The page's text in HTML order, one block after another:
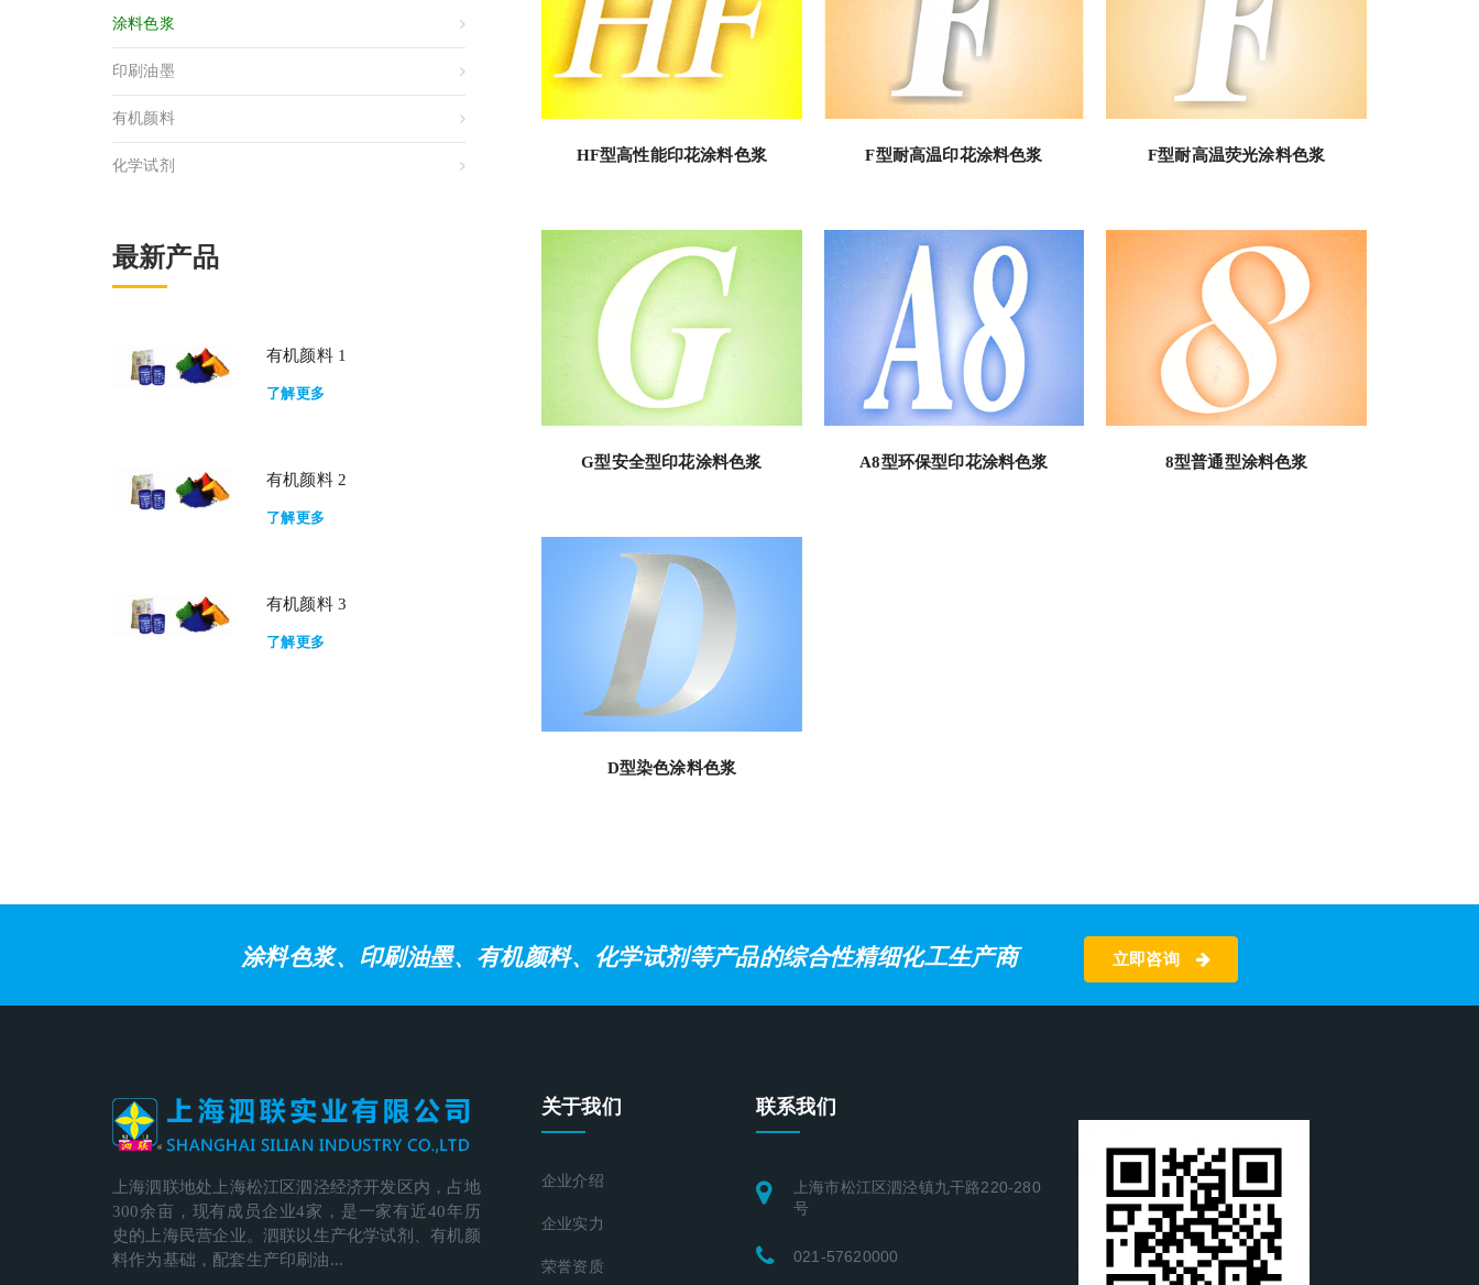
涂料色浆
印刷油墨
有机颜料
化学试剂
最新产品
有机颜料 1
了解更多
有机颜料 2
了解更多
有机颜料 3
了解更多
HF型高性能印花涂料色浆 F型耐高温印花涂料色浆 F型耐高温荧光涂料色浆
G型安全型印花涂料色浆 A8型环保型印花涂料色浆 8型普通型涂料色浆
D型染色涂料色浆
涂料色浆、印刷油墨、有机颜料、化学试剂等产品的综合性精细化工生产商 立即咨询
上海泗联地处上海松江区泗泾经济开发区内，占地
300余亩，现有成员企业4家，是一家有近40年历
史的上海民营企业。泗联以生产化学试剂、有机颜
料作为基础，配套生产印刷油...
关于我们
企业介绍
企业实力
荣誉资质
联系我们
上海市松江区泗泾镇九干路220-280
号
021-57620000